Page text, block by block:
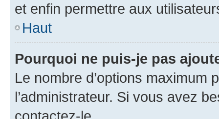
et enfin permettre aux
Haut
Pourquoi ne puis-je pas
Le nombre d’options maximum
l’administrateur. Si vous avez